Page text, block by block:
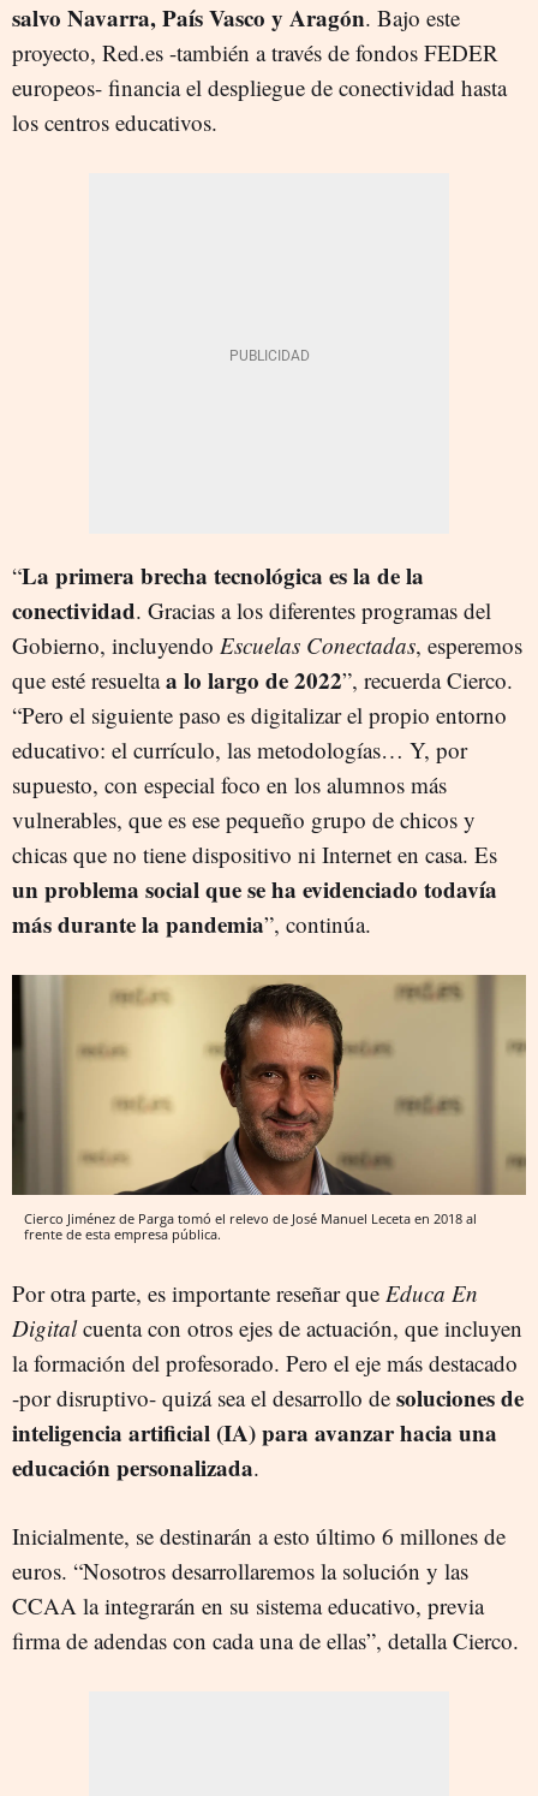
salvo Navarra, País Vasco y Aragón. Bajo este
proyecto, Red.es -también a través de fondos FEDER
europeos- financia el despliegue de conectividad hasta
los centros educativos.
“La primera brecha tecnológica es la de la
conectividad. Gracias a los diferentes programas del
Gobierno, incluyendo Escuelas Conectadas, esperemos
que esté resueltaa lo largo de 2022”, recuerda Cierco.
“Pero el siguiente paso es digitalizar el propio entorno
educativo: el currículo, las metodologías… Y, por
supuesto, con especial foco en los alumnos más
vulnerables, que es ese pequeño grupo de chicos y
chicas que no tiene dispositivo ni Internet en casa. Es
un problema social que se ha evidenciado todavía
más durante la pandemia”, continúa.
Cierco Jiménez de Parga tomó el relevo de José Manuel Leceta en 2018 al
frente de esta empresa pública.
Por otra parte, es importante reseñar que Educa En
Digitalcuenta con otros ejes de actuación, que incluyen
la formación del profesorado. Pero el eje más destacado
-por disruptivo- quizá sea el desarrollo de soluciones de
inteligencia artificial (IA) para avanzar hacia una
educación personalizada.
Inicialmente, se destinarán a esto último 6 millones de
euros. “Nosotros desarrollaremos la solución y las
CCAA la integrarán en su sistema educativo, previa
firma de adendas con cada una de ellas”, detalla Cierco.